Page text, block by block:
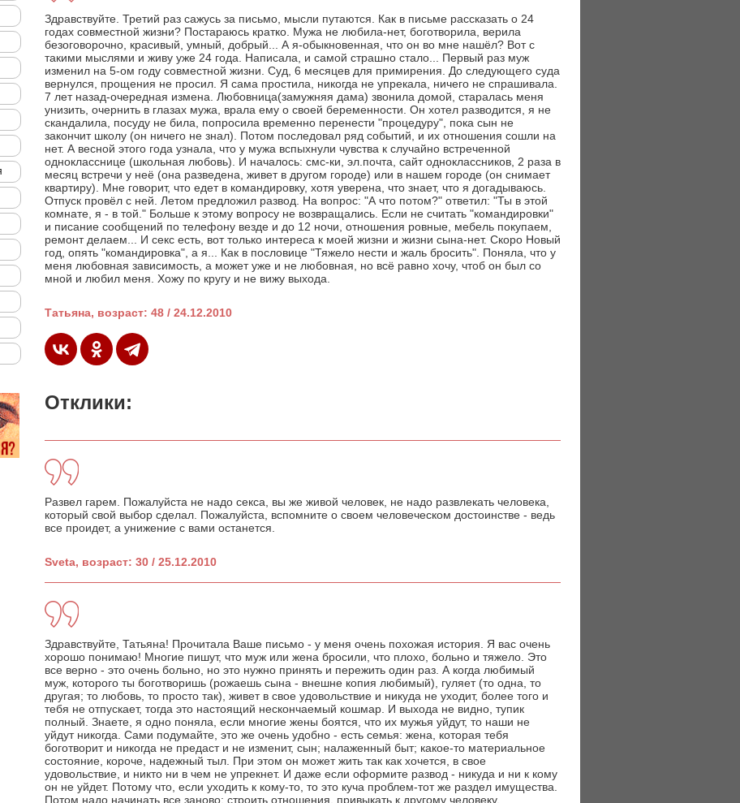
Здравствуйте. Третий раз сажусь за письмо, мысли путаются. Как в письме рассказать о 24
годах совместной жизни? Постараюсь кратко. Мужа не любила-нет, боготворила, верила
безоговорочно, красивый, умный, добрый... А я-обыкновенная, что он во мне нашёл? Вот с
такими мыслями и живу уже 24 года. Написала, и самой страшно стало... Первый раз муж
изменил на 5-ом году совместной жизни. Суд, 6 месяцев для примирения. До следующего суда
вернулся, прощения не просил. Я сама простила, никогда не упрекала, ничего не спрашивала.
7 лет назад-очередная измена. Любовница(замужняя дама) звонила домой, старалась меня
унизить, очернить в глазах мужа, врала ему о своей беременности. Он хотел разводится, я не
скандалила, посуду не била, попросила временно перенести "процедуру", пока сын не
закончит школу (он ничего не знал). Потом последовал ряд событий, и их отношения сошли на
нет. А весной этого года узнала, что у мужа вспыхнули чувства к случайно встреченной
однокласснице (школьная любовь). И началось: смс-ки, эл.почта, сайт одноклассников, 2 раза в
месяц встречи у неё (она разведена, живет в другом городе) или в нашем городе (он снимает
квартиру). Мне говорит, что едет в командировку, хотя уверена, что знает, что я догадываюсь.
Отпуск провёл с ней. Летом предложил развод. На вопрос: "А что потом?" ответил: "Ты в этой
комнате, я - в той." Больше к этому вопросу не возвращались. Если не считать "командировки"
и писание сообщений по телефону везде и до 12 ночи, отношения ровные, мебель покупаем,
ремонт делаем... И секс есть, вот только интереса к моей жизни и жизни сына-нет. Скоро Новый
год, опять "командировка", а я... Как в пословице "Тяжело нести и жаль бросить". Поняла, что у
меня любовная зависимость, а может уже и не любовная, но всё равно хочу, чтоб он был со
мной и любил меня. Хожу по кругу и не вижу выхода.
Татьяна, возраст: 48 / 24.12.2010
Отклики:
Развел гарем. Пожалуйста не надо секса, вы же живой человек, не надо развлекать человека,
который свой выбор сделал. Пожалуйста, вспомните о своем человеческом достоинстве - ведь
все проидет, а унижение с вами останется.
Sveta, возраст: 30 / 25.12.2010
Здравствуйте, Татьяна! Прочитала Ваше письмо - у меня очень похожая история. Я вас очень
хорошо понимаю! Многие пишут, что муж или жена бросили, что плохо, больно и тяжело. Это
все верно - это очень больно, но это нужно принять и пережить один раз. А когда любимый
муж, которого ты боготворишь (рожаешь сына - внешне копия любимый), гуляет (то одна, то
другая; то любовь, то просто так), живет в свое удовольствие и никуда не уходит, более того и
тебя не отпускает, тогда это настоящий нескончаемый кошмар. И выхода не видно, тупик
полный. Знаете, я одно поняла, если многие жены боятся, что их мужья уйдут, то наши не
уйдут никогда. Сами подумайте, это же очень удобно - есть семья: жена, которая тебя
боготворит и никогда не предаст и не изменит, сын; налаженный быт; какое-то материальное
состояние, короче, надежный тыл. При этом он может жить так как хочется, в свое
удовольствие, и никто ни в чем не упрекнет. И даже если оформите развод - никуда и ни к кому
он не уйдет. Потому что, если уходить к кому-то, то это куча проблем-тот же раздел имущества.
Потом надо начинать все заново: строить отношения, привыкать к другому человеку,